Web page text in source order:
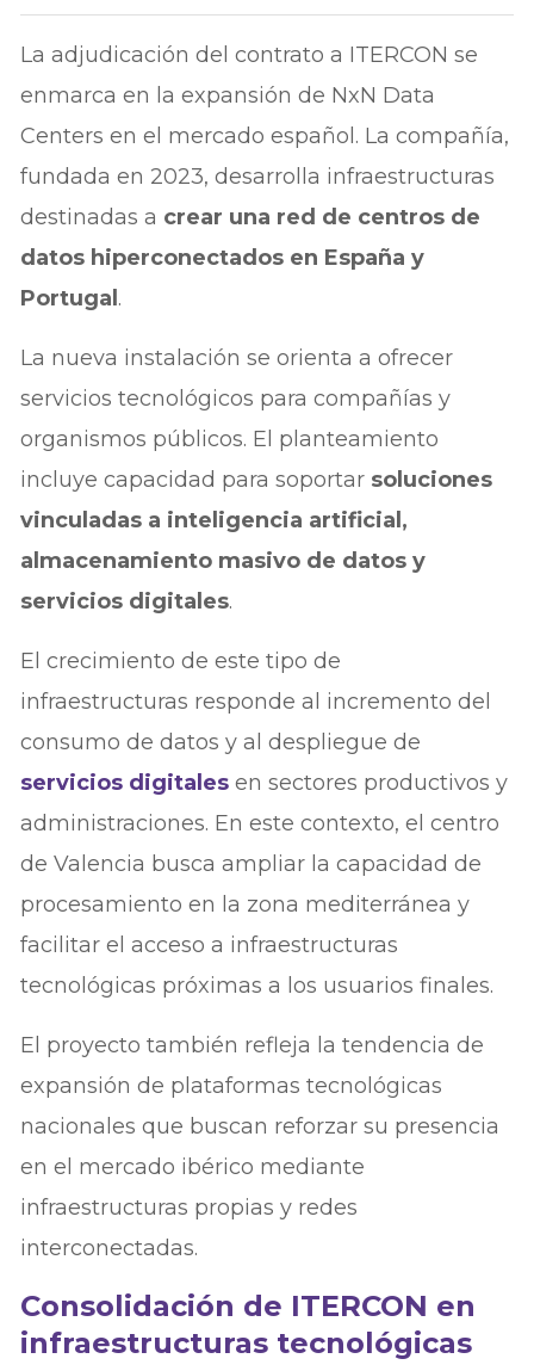
La adjudicación del contrato a ITERCON se
enmarca en la expansión de NxN Data
Centers en el mercado español. La compañía,
fundada en 2023, desarrolla infraestructuras
destinadas a crear una red de centros de
datos hiperconectados en España y
Portugal .
La nueva instalación se orienta a ofrecer
servicios tecnológicos para compañías y
organismos públicos. El planteamiento
incluye capacidad para soportar soluciones
vinculadas a inteligencia artificial,
almacenamiento masivo de datos y
servicios digitales.
El crecimiento de este tipo de
infraestructuras responde al incremento del
consumo de datos y al despliegue de
servicios digitalesen sectores productivos y
administraciones. En este contexto, el centro
de Valencia busca ampliar la capacidad de
procesamiento en la zona mediterránea y
facilitar el acceso a infraestructuras
tecnológicas próximas a los usuarios finales.
El proyecto también refleja la tendencia de
expansión de plataformas tecnológicas
nacionales que buscan reforzar su presencia
en el mercado ibérico mediante
infraestructuras propias y redes
interconectadas.
Consolidación de ITERCON en
infraestructuras tecnológicas